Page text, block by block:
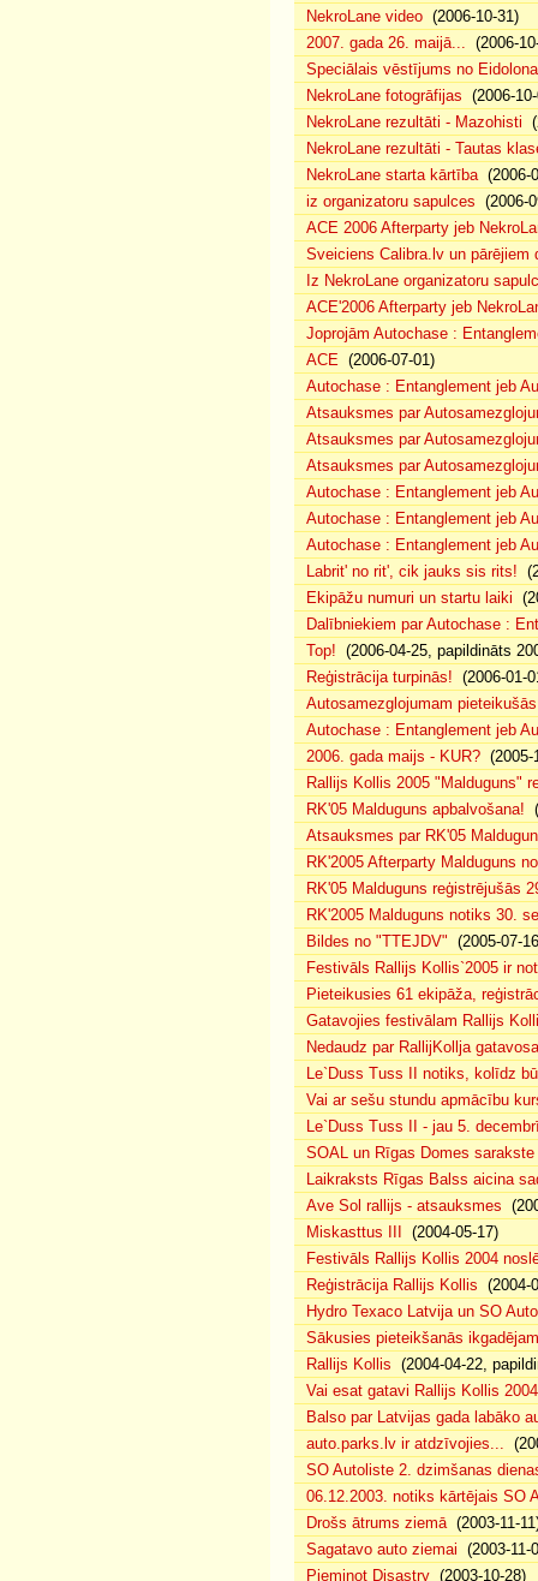
NekroLane video (2006-10-31)
2007. gada 26. maijā... (2006-
Speciālais vēstījums no Eidolona
NekroLane fotogrāfijas (2006-
NekroLane rezultāti - Mazohisti
NekroLane rezultāti - Tautas
NekroLane starta kārtība(2006-
iz organizatoru sapulces (2006-
ACE 2006 Afterparty jeb
Sveiciens Calibra.lv un pārējiem
Iz NekroLane organizatoru
ACE'2006 Afterparty jeb
Joprojām Autochase :
ACE (2006-07-01)
Autochase : Entanglement jeb
Atsauksmes par
Atsauksmes par
Atsauksmes par
Autochase : Entanglement jeb
Autochase : Entanglement jeb
Autochase : Entanglement jeb
Labrit' no rit', cik jauks sis rits!
Ekipāžu numuri un startu laiki
Dalībniekiem par Autochase :
Top! (2006-04-25, papildināts
Reģistrācija turpinās! (2006-01-
Autosamezglojumam
Autochase : Entanglement jeb
2006. gada maijs - KUR? (2005-
Rallijs Kollis 2005 "Malduguns"
RK'05 Malduguns apbalvošana!
Atsauksmes par RK'05
RK'2005 Afterparty Malduguns
RK'05 Malduguns reģistrējušās
RK'2005 Malduguns notiks 30.
Bildes no "TTEJDV" (2005-07-
Festivāls Rallijs Kollis`2005 ir
Pieteikusies 61 ekipāža,
Gatavojies festivālam Rallijs
Nedaudz par RallijKollja
Le`Duss Tuss II notiks, kolīdz
Vai ar sešu stundu apmācību
Le`Duss Tuss II - jau 5.
SOAL un Rīgas Domes
Laikraksts Rīgas Balss aicina
Ave Sol rallijs - atsauksmes
Miskasttus III
(2004-05-17)
Festivāls Rallijs Kollis 2004
Reģistrācija Rallijs Kollis (2004-
Hydro Texaco Latvija un SO
Sākusies pieteikšanās
Rallijs Kollis (2004-04-22,
Vai esat gatavi Rallijs Kollis
Balso par Latvijas gada labāko
auto.parks.lv ir atdzīvojies...
SO Autoliste 2. dzimšanas
06.12.2003. notiks kārtējais SO
Drošs ātrums ziemā(2003-11-
Sagatavo auto ziemai (2003-11-
Pieminot Disastry (2003-10-28)